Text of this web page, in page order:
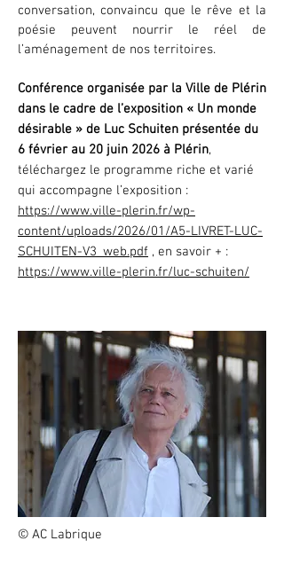
conversation, convaincu que le rêve et la
poésie peuvent nourrir le réel de
l’aménagement de nos territoires.
Conférence organisée par la Ville de Plérin
dans le cadre de l’exposition « Un monde
désirable » de Luc Schuiten présentée du
6 février au 20 juin 2026 à Plérin,
téléchargez le programme riche et varié
qui accompagne l’exposition :
https://www.ville-plerin.fr/wp-
content/uploads/2026/01/A5-LIVRET-LUC-
SCHUITEN-V3_web.pdf , en savoir + :
https://www.ville-plerin.fr/luc-schuiten/
© AC Labrique